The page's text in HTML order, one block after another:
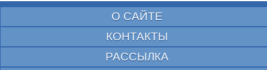
О САЙТЕ
КОНТАКТЫ
РАССЫЛКА